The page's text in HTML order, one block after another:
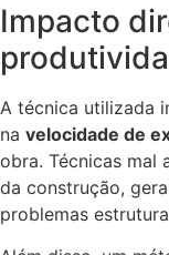
Impacto
A técnica utilizada
na velocidade de
obra. Técnicas mal
da construção,
problemas